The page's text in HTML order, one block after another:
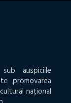
auspiciile
promovarea
național